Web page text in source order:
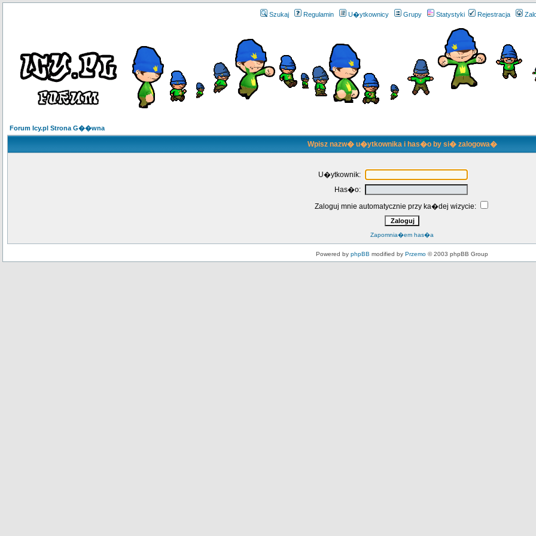
Szukaj Regulamin U�ytkownicy Grupy Statystyki Rejestracja
Forum Icy.pl Strona G��wna
Wpisz nazw� u�ytkownika i has�o by si� zalogowa�
U�ytkownik:
Has�o:
Zaloguj mnie automatycznie przy ka�dej wizycie:
Zapomnia�em has�a
Powered by phpBB modified by Przemo © 2003 phpBB Group